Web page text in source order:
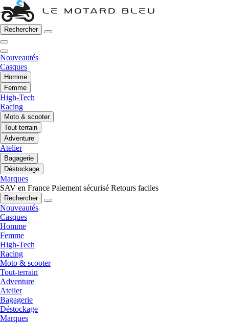
Rechercher
Nouveautés
Casques
Homme
Femme
High-Tech
Racing
Moto & scooter
Tout-terrain
Adventure
Atelier
Bagagerie
Déstockage
Marques
SAV en France Paiement sécurisé Retours faciles
Rechercher
Nouveautés
Casques
Homme
Femme
High-Tech
Racing
Moto & scooter
Tout-terrain
Adventure
Atelier
Bagagerie
Déstockage
Marques